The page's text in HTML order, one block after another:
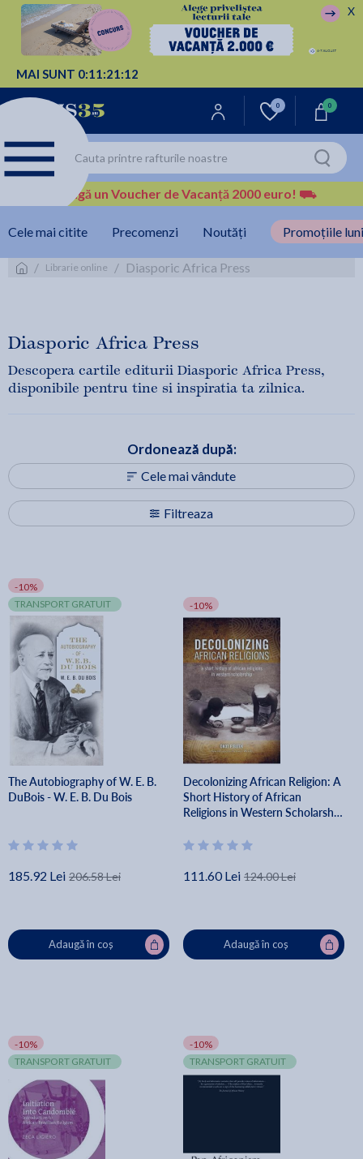
MAI SUNT 0:11:21:12
X
0 0
Câștigă un Voucher de Vacanță 2000 euro! ⛟
Cele mai citite Precomenzi Noutăți Promoțiile
/ Librarie online / Diasporic Africa Press
Diasporic Africa Press
Descopera cartile editurii Diasporic Africa Press,
disponibile pentru tine si inspiratia ta zilnica.
Filtreaza
Ordonează după:
Cele mai vândute
-10%
TRANSPORT GRATUIT
The Autobiography of W. E. B.
DuBois - W. E. B. Du Bois
185.92 Lei 206.58 Lei
Adaugă în coș
-10%
Decolonizing African Religion: A
Short History of African
Religions in Western Scholarship
111.60 Lei 124.00 Lei
Adaugă în coș
-10%
TRANSPORT GRATUIT
-10%
TRANSPORT GRATUIT